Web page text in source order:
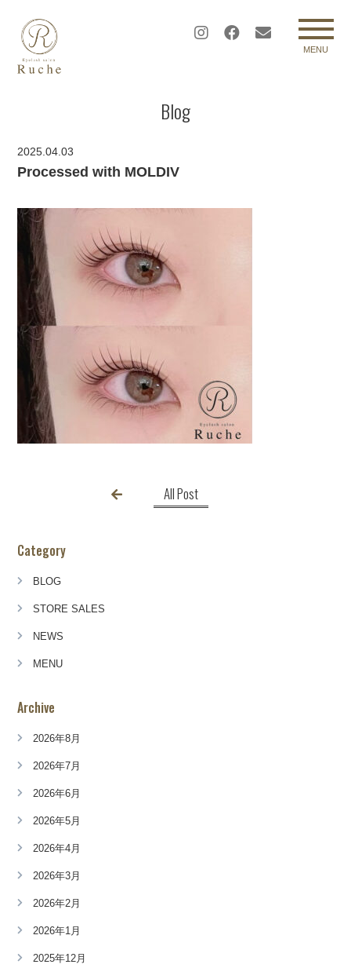
MENU
Blog
2025.04.03
Processed with MOLDIV
All Post
Category
BLOG
STORE SALES
NEWS
MENU
Archive
2026年8月
2026年7月
2026年6月
2026年5月
2026年4月
2026年3月
2026年2月
2026年1月
2025年12月